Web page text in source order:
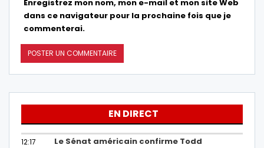
Enregistrez mon nom, mon e-mail et mon site Web
dans ce navigateur pour la prochaine fois que je
commenterai.
EN DIRECT
12:17
Le Sénat américain confirme Todd